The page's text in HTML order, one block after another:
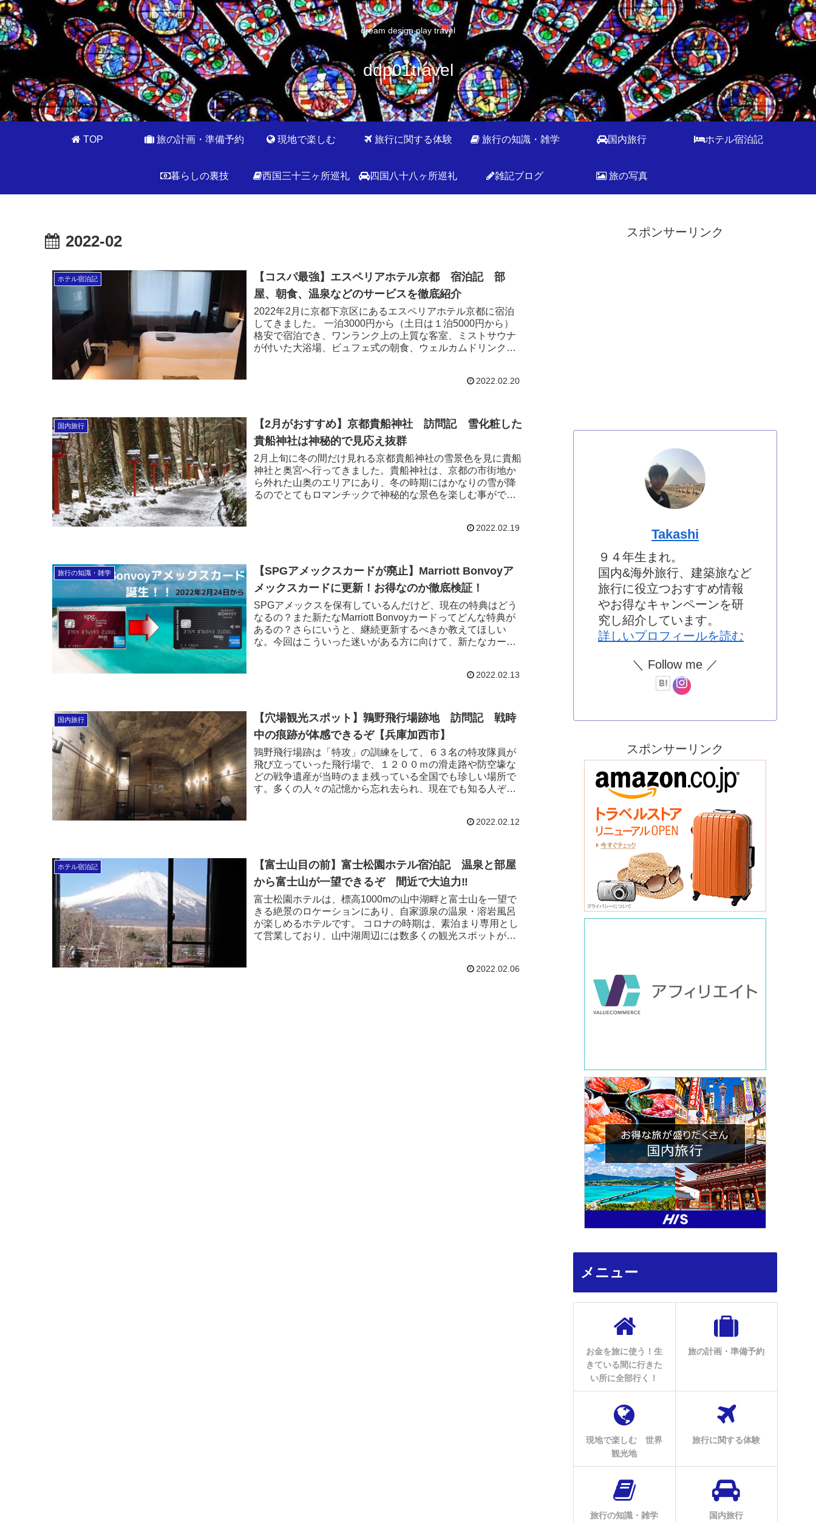
dream design play travel
ddp01travel
TOP 旅の計画・準備予約 現地で楽しむ 旅行に関する体験 旅行の知識・雑学 国内旅行 ホテル宿泊記
暮らしの裏技 西国三十三ヶ所巡礼 四国八十八ヶ所巡礼 雑記ブログ 旅の写真
2022-02
ホテル宿泊記
【コスパ最強】エスペリアホテル京都 宿泊記 部
屋、朝食、温泉などのサービスを徹底紹介
2022年2月に京都下京区にあるエスペリアホテル京都に宿泊
してきました。 一泊3000円から（土日は１泊5000円から）
格安で宿泊でき、ワンランク上の上質な客室、ミストサウナ
が付いた大浴場、ビュフェ式の朝食、ウェルカムドリンク飲
2022.02.20
国内旅行
【2月がおすすめ】京都貴船神社 訪問記 雪化粧した
貴船神社は神秘的で見応え抜群
2月上旬に冬の間だけ見れる京都貴船神社の雪景色を見に貴船
神社と奥宮へ行ってきました。貴船神社は、京都の市街地か
ら外れた山奥のエリアにあり、冬の時期にはかなりの雪が降
るのでとてもロマンチックで神秘的な景色を楽しむ事ができ
2022.02.19
旅行の知識・雑学
【SPGアメックスカードが廃止】Marriott Bonvoyア
メックスカードに更新！お得なのか徹底検証！
SPGアメックスを保有しているんだけど、現在の特典はどう
なるの？また新たなMarriott Bonvoyカードってどんな特典が
あるの？さらにいうと、継続更新するべきか教えてほしい
な。今回はこういった迷いがある方に向けて、新たなカード
2022.02.13
国内旅行
【穴場観光スポット】鶉野飛行場跡地 訪問記 戦時
中の痕跡が体感できるぞ【兵庫加西市】
鶉野飛行場跡は「特攻」の訓練をして、６３名の特攻隊員が
飛び立っていった飛行場で、１２００ｍの滑走路や防空壕な
どの戦争遺産が当時のまま残っている全国でも珍しい場所で
す。多くの人々の記憶から忘れ去られ、現在でも知る人ぞ知
2022.02.12
ホテル宿泊記
【富士山目の前】富士松園ホテル宿泊記 温泉と部屋
から富士山が一望できるぞ 間近で大迫力‼︎
富士松園ホテルは、標高1000mの山中湖畔と富士山を一望で
きる絶景のロケーションにあり、自家源泉の温泉・溶岩風呂
が楽しめるホテルです。 コロナの時期は、素泊まり専用とし
て営業しており、山中湖周辺には数多くの観光スポットがあ
2022.02.06
スポンサーリンク
Takashi
９４年生まれ。
国内&海外旅行、建築旅など
旅行に役立つおすすめ情報
やお得なキャンペーンを研
究し紹介しています。
詳しいプロフィールを読む
＼ Follow me ／
スポンサーリンク
メニュー
お金を旅に使う！生
きている間に行きた
い所に全部行く！
旅の計画・準備予約
現地で楽しむ 世界
観光地
旅行に関する体験
旅行の知識・雑学 国内旅行